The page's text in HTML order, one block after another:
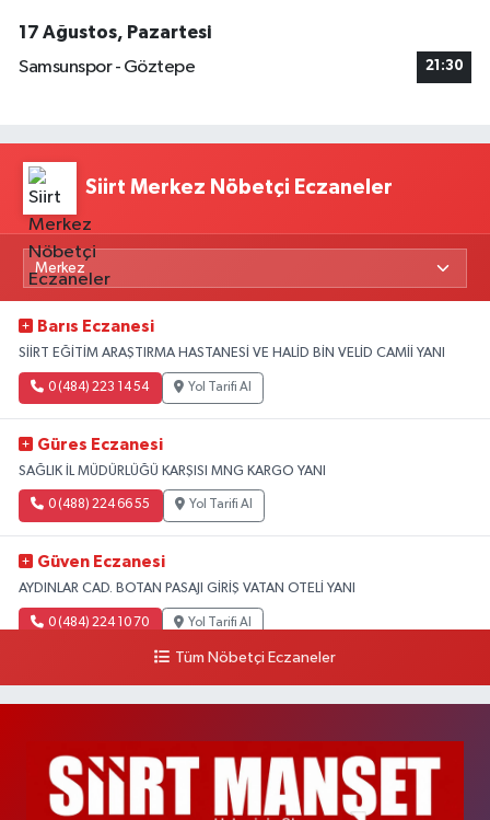
17 Ağustos, Pazartesi
Samsunspor - Göztepe
21:30
Siirt Merkez Nöbetçi Eczaneler
Barıs Eczanesi
SİİRT EĞİTİM ARAŞTIRMA HASTANESİ VE HALİD BİN VELİD CAMİİ YANI
0 (484) 223 14 54 Yol Tarifi Al
Güres Eczanesi
SAĞLIK İL MÜDÜRLÜĞÜ KARŞISI MNG KARGO YANI
0 (488) 224 66 55 Yol Tarifi Al
Güven Eczanesi
AYDINLAR CAD. BOTAN PASAJI GİRİŞ VATAN OTELİ YANI
0 (484) 224 10 70 Yol Tarifi Al
Tüm Nöbetçi Eczaneler